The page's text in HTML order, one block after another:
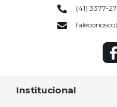
Institucional
(41) 3377-